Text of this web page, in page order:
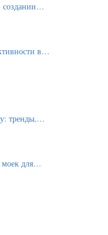
создании…
в…
тренды,…
моек для…